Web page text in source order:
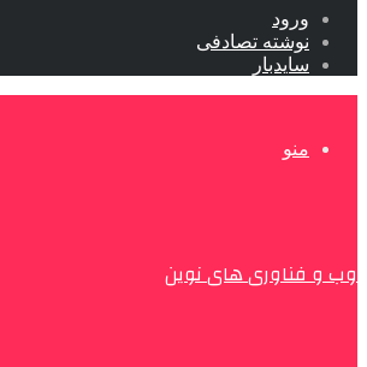
ورود
نوشته تصادفی
سایدبار
منو
وب و فناوری های نوین